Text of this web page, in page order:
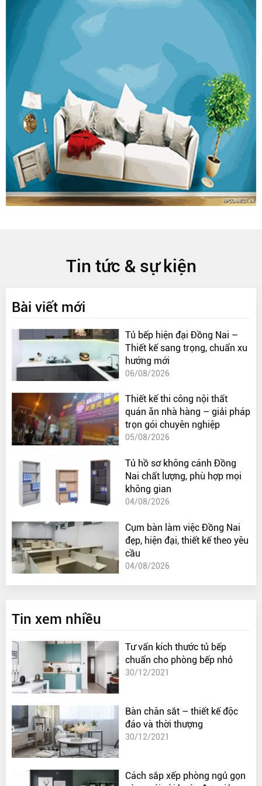
Tin tức & sự kiện
Bài viết mới
Tủ bếp hiện đại Đồng Nai –
Thiết kế sang trọng, chuẩn xu
hướng mới
06/08/2026
Thiết kế thi công nội thất
quán ăn nhà hàng – giải pháp
trọn gói chuyên nghiệp
05/08/2026
Tủ hồ sơ không cánh Đồng
Nai chất lượng, phù hợp mọi
không gian
04/08/2026
Cụm bàn làm việc Đồng Nai
đẹp, hiện đại, thiết kế theo yêu
cầu
04/08/2026
Tin xem nhiều
Tư vấn kích thước tủ bếp
chuẩn cho phòng bếp nhỏ
30/12/2021
Bàn chân sắt – thiết kế độc
đáo và thời thượng
30/12/2021
Cách sắp xếp phòng ngủ gọn